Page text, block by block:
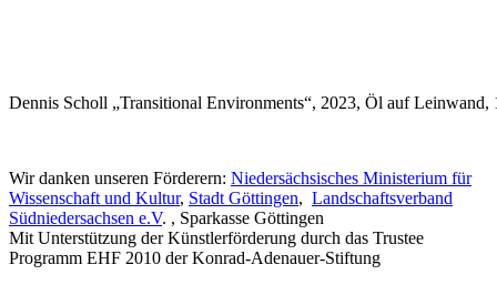
Dennis Scholl „Transitional Environments“, 2023, Öl auf Leinwand,
Wir danken unseren Förderern: Niedersächsisches Ministerium für
Wissenschaft und Kultur, Stadt Göttingen, Landschaftsverband
Südniedersachsen e.V. , Sparkasse Göttingen
Mit Unterstützung der Künstlerförderung durch das Trustee
Programm EHF 2010 der Konrad-Adenauer-Stiftung